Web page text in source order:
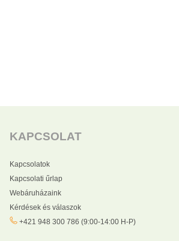
KAPCSOLAT
Kapcsolatok
Kapcsolati űrlap
Webáruházaink
Kérdések és válaszok
+421 948 300 786 (9:00-14:00 H-P)